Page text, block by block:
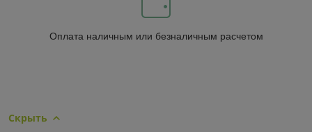
Оплата наличным или безналичным расчетом
Скрыть